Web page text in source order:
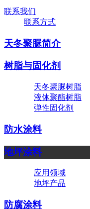
联系我们
联系方式
天冬聚脲简介
树脂与固化剂
天冬聚脲树脂
液体聚酯树脂
弹性固化剂
防水涂料
地坪涂料
应用领域
地坪产品
防腐涂料